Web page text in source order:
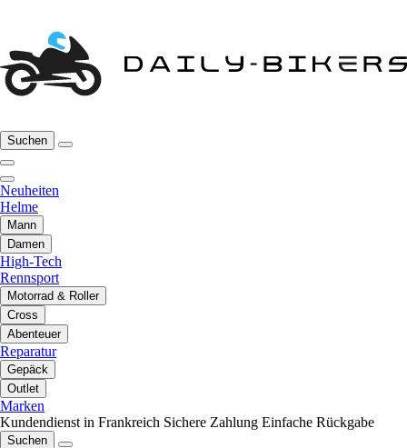
Suchen
Neuheiten
Helme
Mann
Damen
High-Tech
Rennsport
Motorrad & Roller
Cross
Abenteuer
Reparatur
Gepäck
Outlet
Marken
Kundendienst in Frankreich Sichere Zahlung Einfache Rückgabe
Suchen